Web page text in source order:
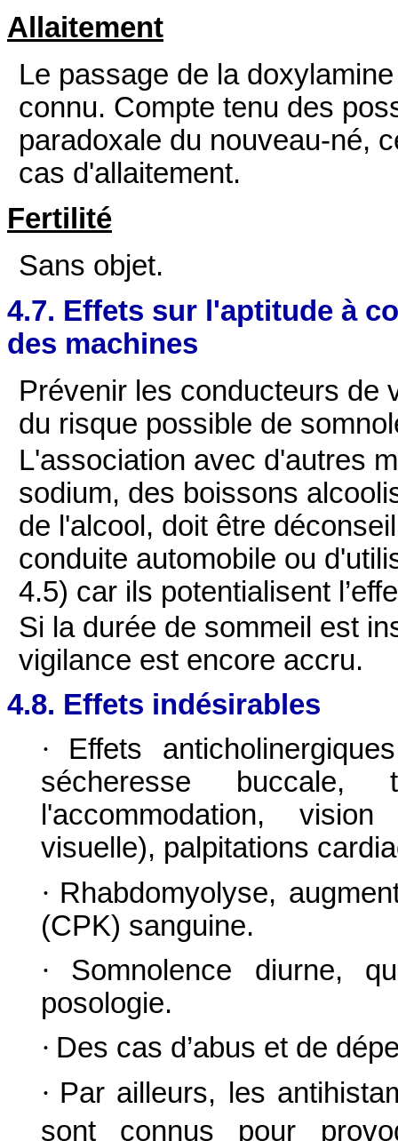
Allaitement
Le passage de la
connu. Compte tenu des
paradoxale du nouveau-né,
cas d'allaitement.
Fertilité
Sans objet.
4.7. Effets sur l'aptitude à
des machines
Prévenir les conducteurs de
du risque possible de
L'association avec d'autres
sodium, des boissons
de l'alcool, doit être
conduite automobile ou
4.5) car ils potentialisent
Si la durée de sommeil est
vigilance est encore accru.
4.8. Effets indésirables
·
Effets
sécheresse
l'accommodation,
visuelle), palpitations
· Rhabdomyolyse,
(CPK) sanguine.
·
Somnolence diurne,
posologie.
· Des cas d’abus et de
· Par ailleurs, les
sont connus pour